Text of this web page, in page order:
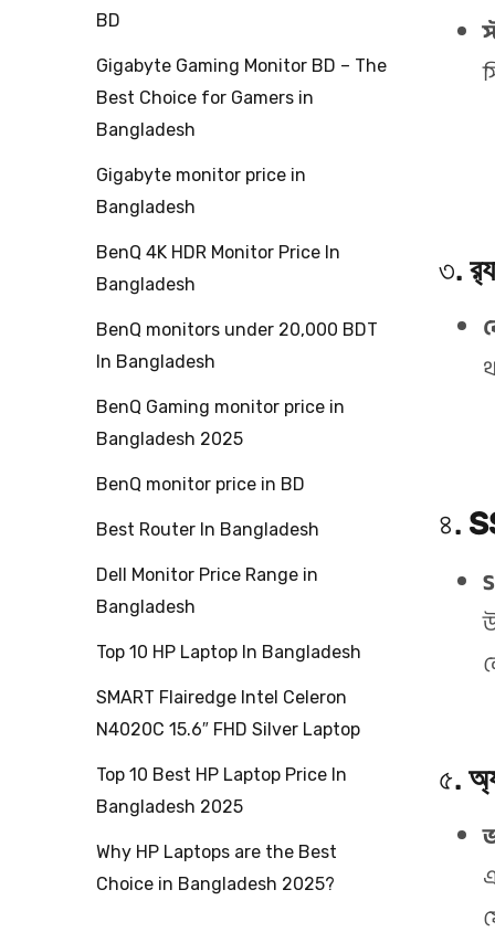
BD
Gigabyte Gaming Monitor BD – The
Best Choice for Gamers in
Bangladesh
Gigabyte monitor price in
Bangladesh
BenQ 4K HDR Monitor Price In
Bangladesh
BenQ monitors under 20,000 BDT
In Bangladesh
BenQ Gaming monitor price in
Bangladesh 2025
BenQ monitor price in BD
Best Router In Bangladesh
Dell Monitor Price Range in
Bangladesh
Top 10 HP Laptop In Bangladesh
SMART Flairedge Intel Celeron
N4020C 15.6″ FHD Silver Laptop
Top 10 Best HP Laptop Price In
Bangladesh 2025
Why HP Laptops are the Best
Choice in Bangladesh 2025?
৩.
৪.
৫.